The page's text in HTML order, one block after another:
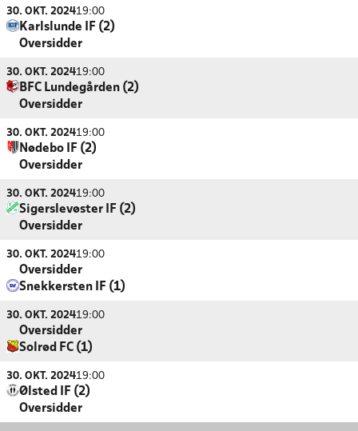
30. OKT. 202419:00
Karlslunde IF (2)
Oversidder
30. OKT. 202419:00
BFC Lundegården (2)
Oversidder
30. OKT. 202419:00
Nødebo IF (2)
Oversidder
30. OKT. 202419:00
Sigerslevøster IF (2)
Oversidder
30. OKT. 202419:00
Oversidder
Snekkersten IF (1)
30. OKT. 202419:00
Oversidder
Solrød FC (1)
30. OKT. 202419:00
Ølsted IF (2)
Oversidder